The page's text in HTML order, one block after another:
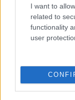
I want to
related to
functionality
user